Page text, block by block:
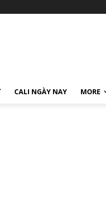
CALI NGÀY NAY MORE